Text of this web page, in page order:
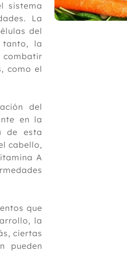
sistema
La
del
tanto, la
combatir
como el
del
en la
de esta
cabello,
A
que
la
ciertas
pueden